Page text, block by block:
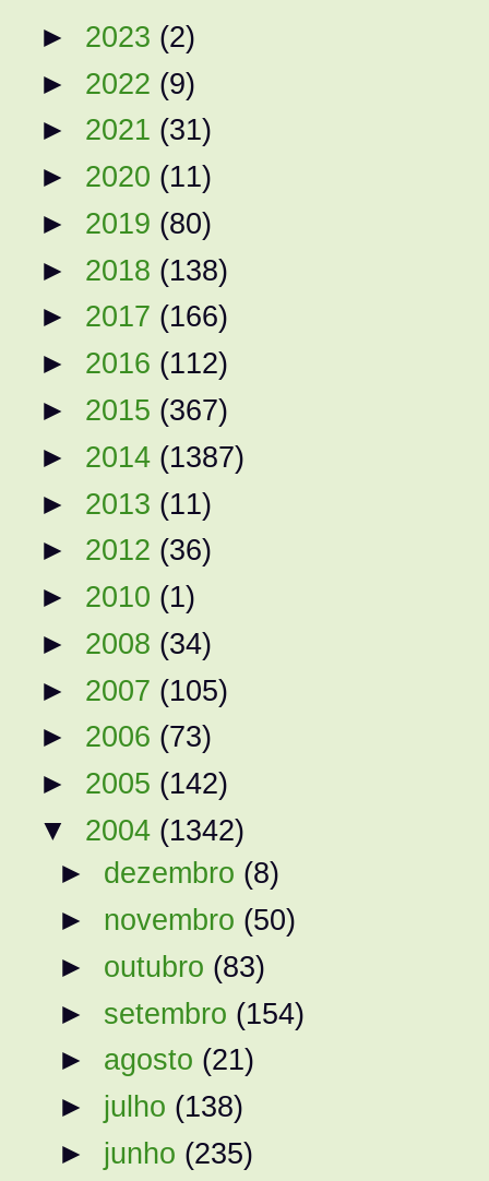
► 2023 (2)
► 2022 (9)
► 2021 (31)
► 2020 (11)
► 2019 (80)
► 2018 (138)
► 2017 (166)
► 2016 (112)
► 2015 (367)
► 2014 (1387)
► 2013 (11)
► 2012 (36)
► 2010 (1)
► 2008 (34)
► 2007 (105)
► 2006 (73)
► 2005 (142)
▼ 2004 (1342)
► dezembro (8)
► novembro (50)
► outubro (83)
► setembro (154)
► agosto (21)
► julho (138)
► junho (235)